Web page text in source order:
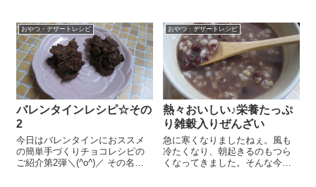
にもきなこにも『ホクレン て
んさい糖』を入れるので、てん
さい糖の風味がしっかり楽しめ
るんですよ～。...
器にヨーグルト 1カップくら
い、『有機ドライフルーツ レー
ズン（干し...
おやつ・デザートレシピ
バレンタインレシピ☆その
2
今日はバレンタインにおススメ
の簡単手づくりチョコレシピの
ご紹介第2弾＼(^o^)／ その名
おやつ・デザートレシピ
熱々おいしい♪栄養たっぷ
り雑穀入りぜんざい
急に寒くなりましたねぇ。風も
冷たくなり、朝起きるのもつら
くなってきました。そんな今